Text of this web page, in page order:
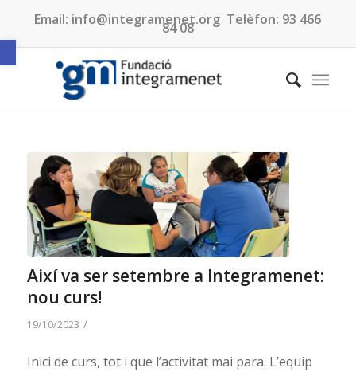
Obre la barra d'eines
Email: info@integramenet.org Telèfon: 93 466
84 08
Així va ser setembre a Integramenet:
nou curs!
19/10/2023 /
Inici de curs, tot i que l’activitat mai para. L’equip